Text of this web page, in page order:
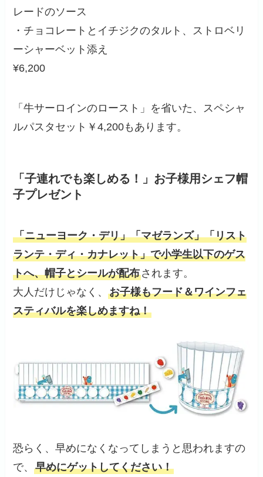
レードのソース
・チョコレートとイチジクのタルト、ストロベリ
ーシャーベット添え
¥6,200
「牛サーロインのロースト」を省いた、スペシャ
ルパスタセット￥4,200もあります。
「子連れでも楽しめる！」お子様用シェフ帽
子プレゼント
「ニューヨーク・デリ」「マゼランズ」「リスト
ランテ・ディ・カナレット」で小学生以下のゲス
トへ、帽子とシールが配布されます。
大人だけじゃなく、お子様もフード＆ワインフェ
スティバルを楽しめますね！
恐らく、早めになくなってしまうと思われますの
で、早めにゲットしてください！